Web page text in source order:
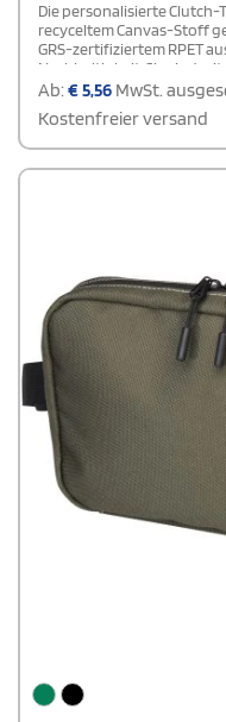
Die personalisierte Clutch-
recyceltem Canvas-Stoff
GRS-zertifiziertem RPET
Nachhaltigkeit. Sie sind
Reißverschluss, einem
Schulterriemen
elegante
eine besondere Note. Mit
sind diese Taschen nicht
Ab:€5,56 MwSt.
Kostenfreier versand